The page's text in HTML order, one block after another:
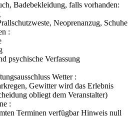
Badebekleidung, falls vorhanden:
Neoprenanzug, Schuhe
:
psychische Verfassung
Wetter :
Gewitter wird das Erlebnis
obliegt dem Veranstalter)
:
Terminen verfügbar Hinweis null